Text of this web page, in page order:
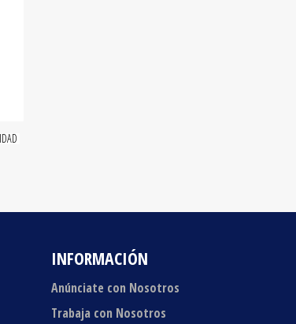
INFORMACIÓN
Anúnciate con Nosotros
Trabaja con Nosotros